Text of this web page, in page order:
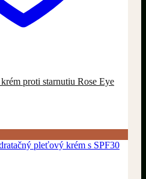
proti starnutiu Rose Eye